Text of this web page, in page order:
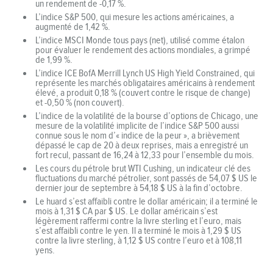
un rendement de -0,17 %.
L’indice S&P 500, qui mesure les actions américaines, a
augmenté de 1,42 %.
L’indice MSCI Monde tous pays (net), utilisé comme étalon
pour évaluer le rendement des actions mondiales, a grimpé
de 1,99 %.
L’indice ICE BofA Merrill Lynch US High Yield Constrained, qui
représente les marchés obligataires américains à rendement
élevé, a produit 0,18 % (couvert contre le risque de change)
et -0,50 % (non couvert).
L’indice de la volatilité de la bourse d’options de Chicago, une
mesure de la volatilité implicite de l’indice S&P 500 aussi
connue sous le nom d’« indice de la peur », a brièvement
dépassé le cap de 20 à deux reprises, mais a enregistré un
fort recul, passant de 16,24 à 12,33 pour l’ensemble du mois.
Les cours du pétrole brut WTI Cushing, un indicateur clé des
fluctuations du marché pétrolier, sont passés de 54,07 $ US le
dernier jour de septembre à 54,18 $ US à la fin d’octobre.
Le huard s’est affaibli contre le dollar américain; il a terminé le
mois à 1,31 $ CA par $ US. Le dollar américain s’est
légèrement raffermi contre la livre sterling et l’euro, mais
s’est affaibli contre le yen. Il a terminé le mois à 1,29 $ US
contre la livre sterling, à 1,12 $ US contre l’euro et à 108,11
yens.